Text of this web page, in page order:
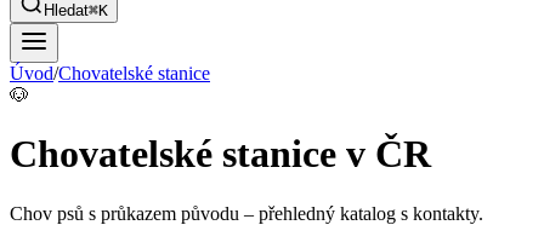
Hledat⌘K
Úvod/Chovatelské stanice
🐶
Chovatelské stanice v ČR
Chov psů s průkazem původu – přehledný katalog s kontakty.